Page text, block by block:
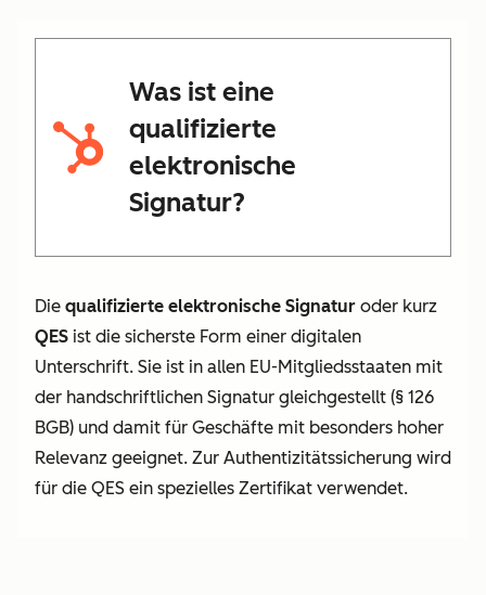
Was ist eine
qualifizierte
elektronische
Signatur?
Die qualifizierte elektronische Signatur oder kurz
QES ist die sicherste Form einer digitalen
Unterschrift. Sie ist in allen EU-Mitgliedsstaaten mit
der handschriftlichen Signatur gleichgestellt (§ 126
BGB) und damit für Geschäfte mit besonders hoher
Relevanz geeignet. Zur Authentizitätssicherung wird
für die QES ein spezielles Zertifikat verwendet.